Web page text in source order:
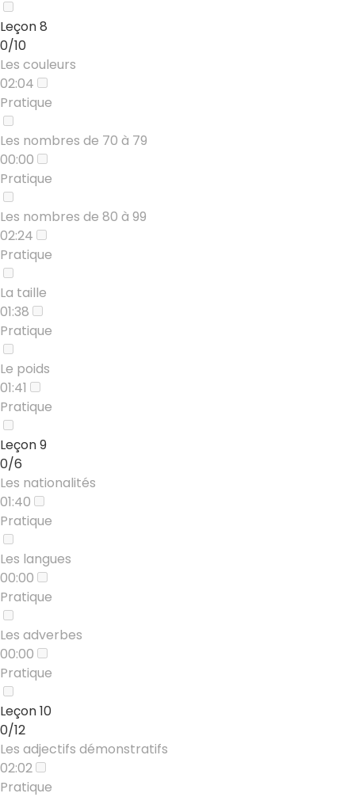
Leçon 8
0/10
Les couleurs
02:04
Pratique
Les nombres de 70 à 79
00:00
Pratique
Les nombres de 80 à 99
02:24
Pratique
La taille
01:38
Pratique
Le poids
01:41
Pratique
Leçon 9
0/6
Les nationalités
01:40
Pratique
Les langues
00:00
Pratique
Les adverbes
00:00
Pratique
Leçon 10
0/12
Les adjectifs démonstratifs
02:02
Pratique